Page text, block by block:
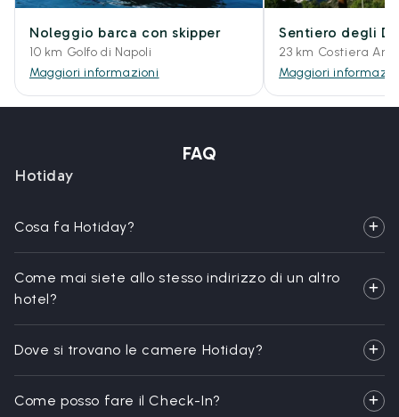
Noleggio barca con skipper
10 km Golfo di Napoli
Maggiori informazioni
Sentiero degli
23 km Costiera
Maggiori
FAQ
Hotiday
Cosa fa Hotiday?
Come mai siete allo stesso indirizzo di un altro
hotel?
Dove si trovano le camere Hotiday?
Come posso fare il Check-In?